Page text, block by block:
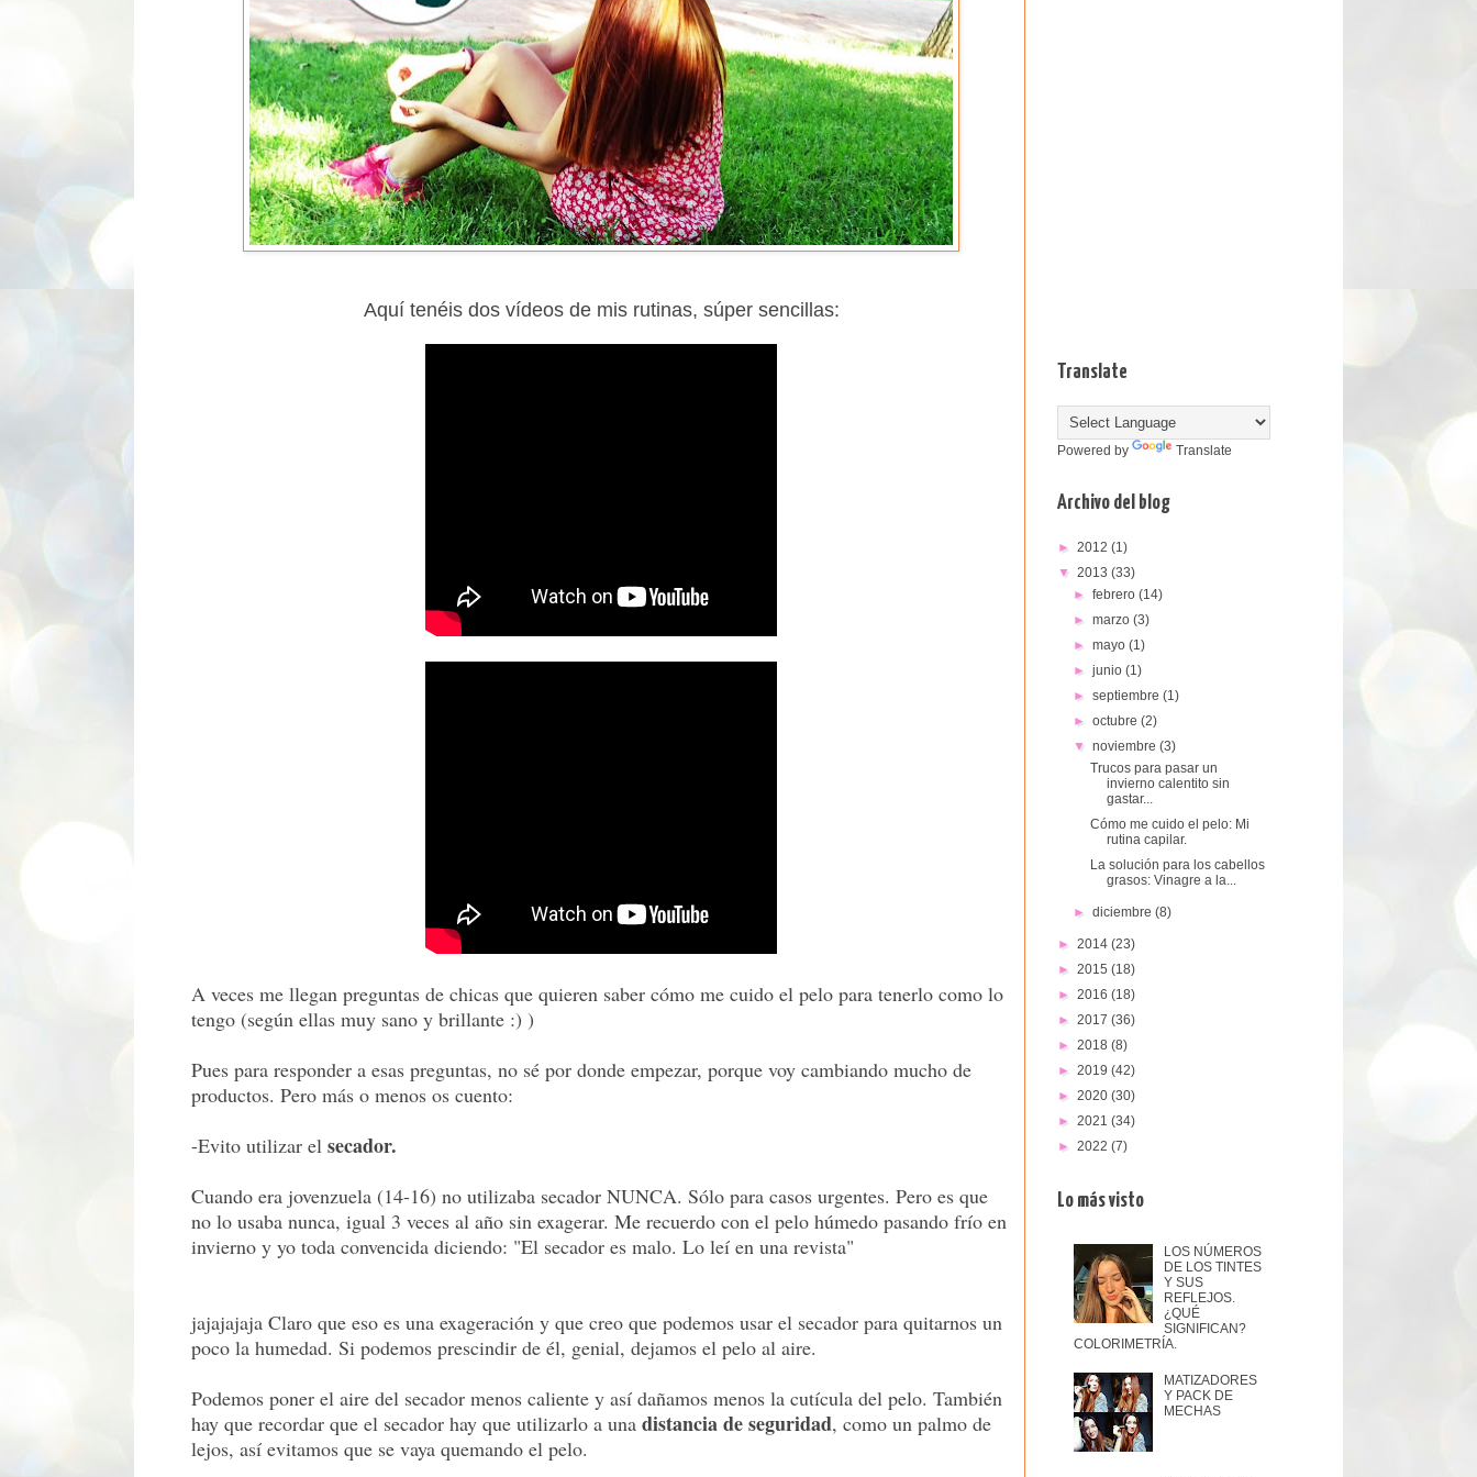
Aquí tenéis dos vídeos de mis rutinas, súper sencillas:
A veces me llegan preguntas de chicas que quieren saber cómo me cuido el pelo para tenerlo como lo
tengo (según ellas muy sano y brillante :) )
Pues para responder a esas preguntas, no sé por donde empezar, porque voy cambiando mucho de
productos. Pero más o menos os cuento:
-Evito utilizar el secador.
Cuando era jovenzuela (14-16) no utilizaba secador NUNCA. Sólo para casos urgentes. Pero es que
no lo usaba nunca, igual 3 veces al año sin exagerar. Me recuerdo con el pelo húmedo pasando frío en
invierno y yo toda convencida diciendo: "El secador es malo. Lo leí en una revista"
jajajajaja Claro que eso es una exageración y que creo que podemos usar el secador para quitarnos un
poco la humedad. Si podemos prescindir de él, genial, dejamos el pelo al aire.
Podemos poner el aire del secador menos caliente y así dañamos menos la cutícula del pelo. También
hay que recordar que el secador hay que utilizarlo a una distancia de seguridad, como un palmo de
lejos, así evitamos que se vaya quemando el pelo.
Translate
Powered by Translate
Archivo del blog
► 2012 (1)
▼ 2013 (33)
►febrero(14)
►marzo(3)
►mayo(1)
►junio(1)
►septiembre(1)
►octubre(2)
▼noviembre(3)
Trucos para pasar un
invierno calentito sin
gastar...
Cómo me cuido el pelo: Mi
rutina capilar.‏
La solución para los cabellos
grasos: Vinagre a la...
►diciembre(8)
► 2014 (23)
► 2015 (18)
► 2016 (18)
► 2017 (36)
► 2018 (8)
► 2019 (42)
► 2020 (30)
► 2021 (34)
► 2022 (7)
Lo más visto
LOS NÚMEROS
DE LOS TINTES
Y SUS
REFLEJOS.
¿QUÉ
SIGNIFICAN?
COLORIMETRÍA.
MATIZADORES
Y PACK DE
MECHAS